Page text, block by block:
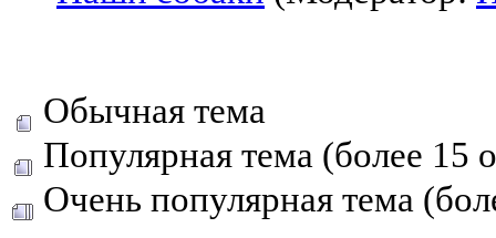
Обычная тема
Популярная тема (более 15
Очень популярная тема